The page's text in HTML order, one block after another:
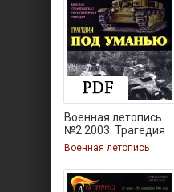
Военная летопись
№2 2003. Трагедия
под
Военная летопись